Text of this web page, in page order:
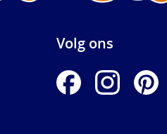
Volg ons